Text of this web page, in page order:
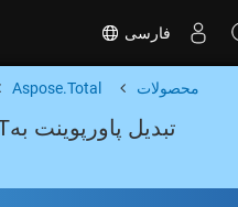
فارسی
محصولات Aspose.Total